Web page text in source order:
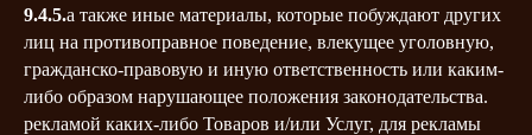
9.4.5.а также иные материалы, которые побуждают других
лиц на противоправное поведение, влекущее уголовную,
гражданско-правовую и иную ответственность или каким-
либо образом нарушающее положения законодательства.
рекламой каких-либо Товаров и/или Услуг, для рекламы